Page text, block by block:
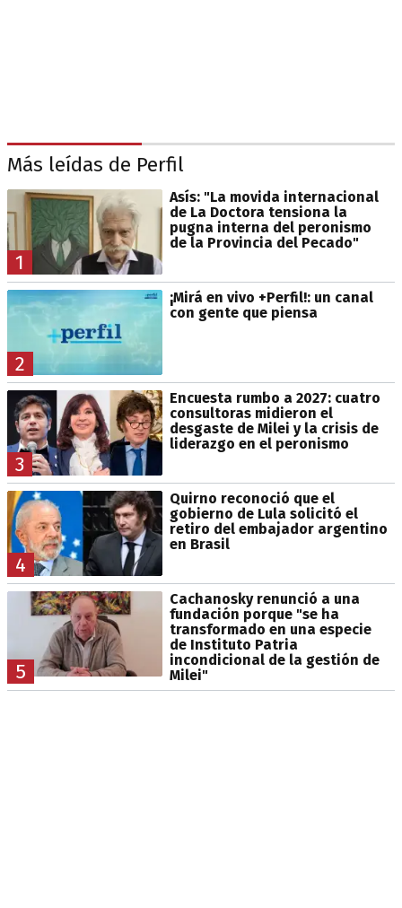
Más leídas de Perfil
1
Asís: "La movida internacional
de La Doctora tensiona la
pugna interna del peronismo
de la Provincia del Pecado"
2
¡Mirá en vivo +Perfil!: un canal
con gente que piensa
3
Encuesta rumbo a 2027: cuatro
consultoras midieron el
desgaste de Milei y la crisis de
liderazgo en el peronismo
4
Quirno reconoció que el
gobierno de Lula solicitó el
retiro del embajador argentino
en Brasil
5
Cachanosky renunció a una
fundación porque "se ha
transformado en una especie
de Instituto Patria
incondicional de la gestión de
Milei"